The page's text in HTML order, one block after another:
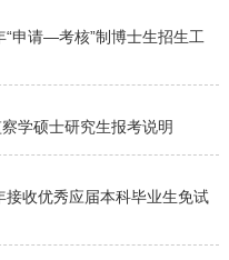
申请—考核”制博士生招生工
学硕士研究生报考说明
收优秀应届本科毕业生免试